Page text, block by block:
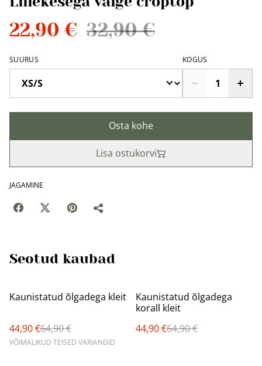
22,90 € 32,90 €
SUURUS KOGUS
Osta kohe
Lisa ostukorvi
JAGAMINE
Seotud kaubad
%
Kaunistatud õlgadega kleit
44,90 €64,90 €
VÕIMALIKUD TEISED VARIANDID
%
Kaunistatud õlgadega
korall kleit
44,90 €64,90 €